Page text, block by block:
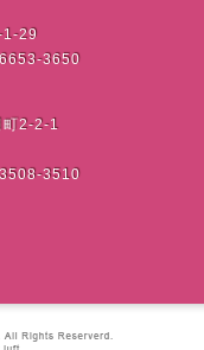
1-29
3650
2-2-1
3510